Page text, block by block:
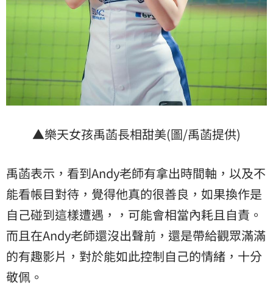
▲樂天女孩禹菡長相甜美(圖/禹菡提供)
禹菡表示，看到Andy老師有拿出時間軸，以及不
能看帳目對待，覺得他真的很善良，如果換作是
自己碰到這樣遭遇，，可能會相當內耗且自責。
而且在Andy老師還沒出聲前，還是帶給觀眾滿滿
的有趣影片，對於能如此控制自己的情緒，十分
敬佩。